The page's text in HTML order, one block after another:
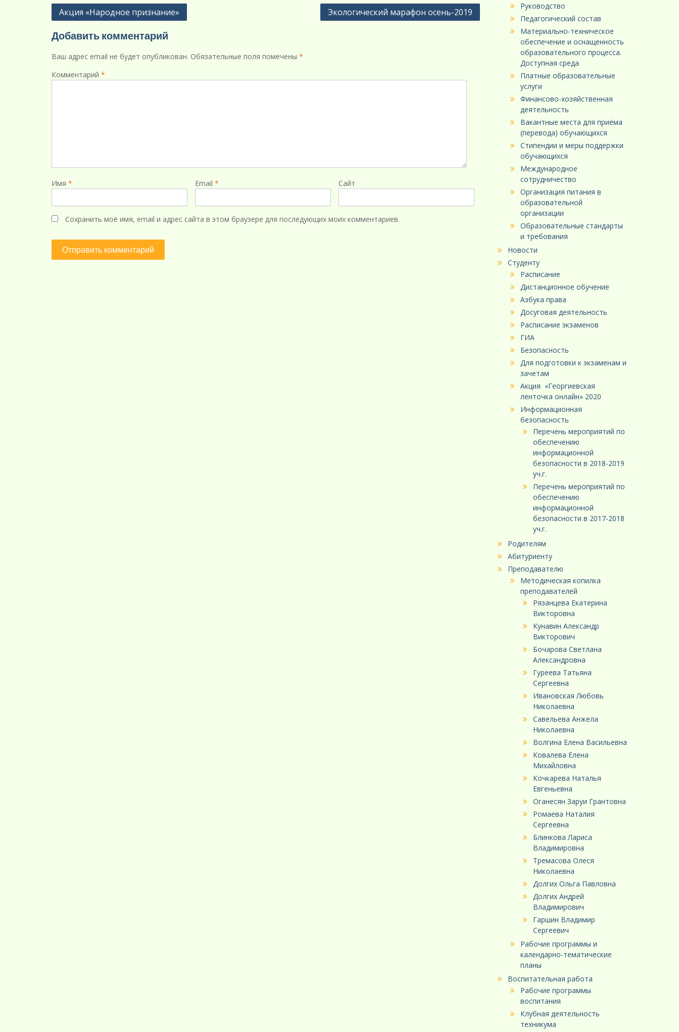
Навигация
записям
Акция «Народное признание» Экологический марафон осень-2019
Добавить комментарий
Ваш адрес email не будет опубликован. Обязательные поля помечены *
Комментарий *
Имя * Email * Сайт
Сохранить моё имя, email и адрес сайта в этом браузере для последующих моих комментариев.
Руководство
Педагогический состав
Материально-техническое
обеспечение и оснащенность
образовательного процесса.
Доступная среда
Платные образовательные
услуги
Финансово-хозяйственная
деятельность
Вакантные места для приёма
(перевода) обучающихся
Стипендии и меры поддержки
обучающихся
Международное
сотрудничество
Организация питания в
образовательной
организации
Образовательные стандарты
и требования
Новости
Студенту
Расписание
Дистанционное обучение
Азбука права
Досуговая деятельность
Расписание экзаменов
ГИА
Безопасность
Для подготовки к экзаменам и
зачетам
Акция «Георгиевская
ленточка онлайн» 2020
Информационная
безопасность
Перечень мероприятий по
обеспечению
информационной
безопасности в 2018-2019
уч.г.
Перечень мероприятий по
обеспечению
информационной
безопасности в 2017-2018
уч.г.
Родителям
Абитуриенту
Преподавателю
Методическая копилка
преподавателей
Рязанцева Екатерина
Викторовна
Кунавин Александр
Викторович
Бочарова Светлана
Александровна
Гуреева Татьяна
Сергеевна
Ивановская Любовь
Николаевна
Савельева Анжела
Николаевна
Волгина Елена Васильевна
Ковалева Елена
Михайловна
Кочкарева Наталья
Евгеньевна
Оганесян Заруи Грантовна
Ромаева Наталия
Сергеевна
Блинкова Лариса
Владимировна
Тремасова Олеся
Николаевна
Долгих Ольга Павловна
Долгих Андрей
Владимирович
Гаршин Владимир
Сергеевич
Рабочие программы и
календарно-тематические
планы
Воспитательная работа
Рабочие программы
воспитания
Клубная деятельность
техникума